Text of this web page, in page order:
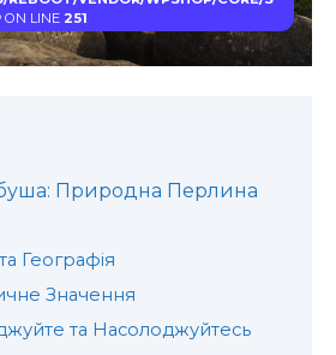
ON LINE 251
Природна Перлина
Географія
Значення
та Насолоджуйтесь